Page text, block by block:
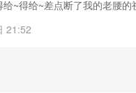
~得给~差点断了我的老腰
21:52